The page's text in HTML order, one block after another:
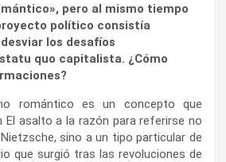
pero al mismo tiempo
político consistía
los desafíos
quo capitalista. ¿Cómo
romántico es un concepto que
El asalto a la razón para referirse no
sino a un tipo particular de
que surgió tras las revoluciones de